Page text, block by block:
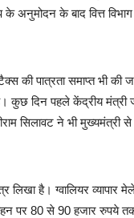
के अनुमोदन के बाद वित्त
की पात्रता समाप्त भी
दिन पहले केंद्रीय मंत्री
सिलावट ने भी
है। ग्वालियर व्यापार
पर 80 से 90 हजार रुपये तक